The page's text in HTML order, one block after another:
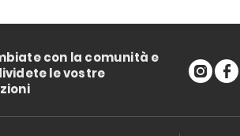
con la comunità e
le vostre